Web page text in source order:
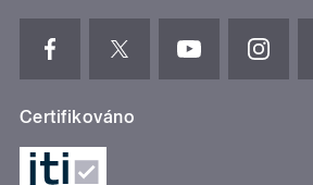
Certifikováno